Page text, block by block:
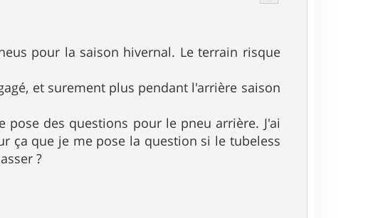
pour la saison hivernal. Le terrain risque
et surement plus pendant l'arrière saison
pose des questions pour le pneu arrière. J'ai
ça que je me pose la question si le tubeless
?